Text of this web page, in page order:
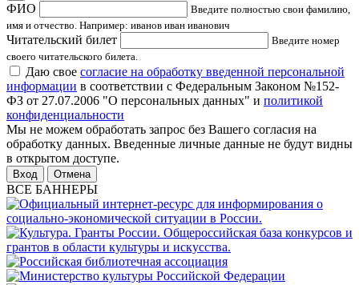
ФИО
Введите полностью свои фамилию,
имя и отчество. Например: иванов иван иванович
Читательский билет
Введите номер
своего читательского билета.
Даю свое согласие на обработку введенной персональной
информации в соответствии с Федеральным Законом №152-
ФЗ от 27.07.2006 "О персональных данных" и политикой
конфиденциальности
Мы не можем обработать запрос без Вашего согласия на
обработку данных. Введенные личные данные не будут видны
в открытом доступе.
Отмена
ВСЕ БАННЕРЫ